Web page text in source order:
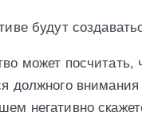
будут
может посчитать,
должного
негативно